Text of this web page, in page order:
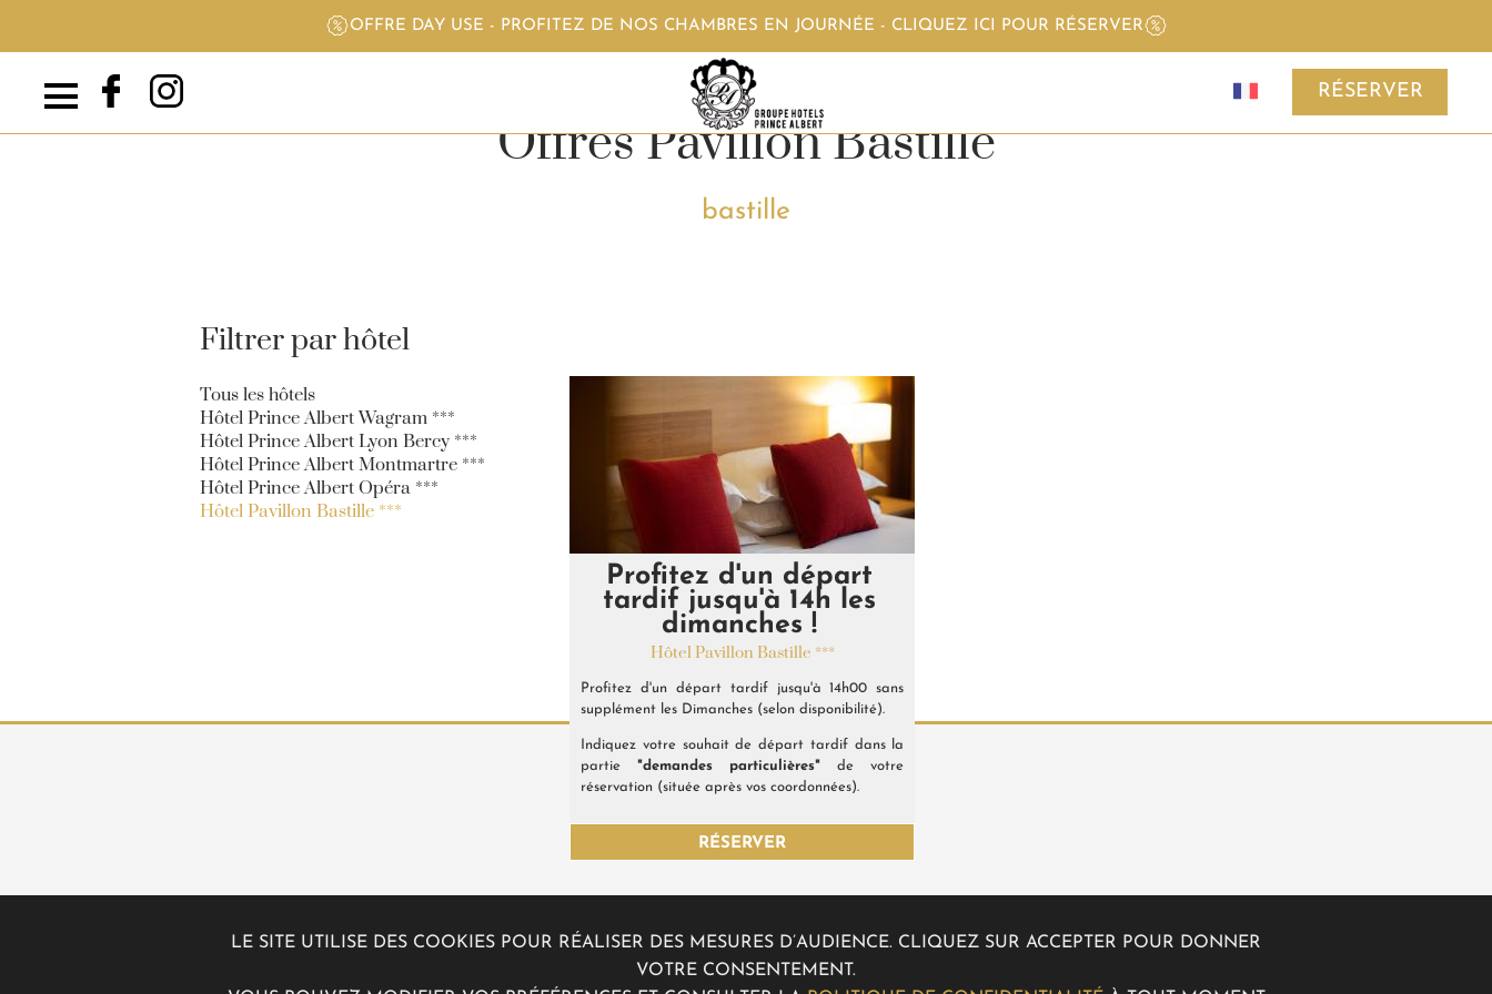
OFFRE DAY USE - PROFITEZ DE NOS CHAMBRES EN JOURNÉE - CLIQUEZ ICI POUR RÉSERVER
RÉSERVER
Offres Pavillon Bastille
bastille
Filtrer par hôtel
Tous les hôtels
Hôtel Prince Albert Wagram ***
Hôtel Prince Albert Lyon Bercy ***
Hôtel Prince Albert Montmartre ***
Hôtel Prince Albert Opéra ***
Hôtel Pavillon Bastille ***
Hôtel Pavillon Bastille ***
Bénéficiez d'un package avantageux
hébergement + tickets croisière sur la Seine.
Selon disponibilités, vous pourrez admirer et
depuis la Seine. Un moment de détente à
savourer !
RÉSERVER
Hôtel Pavillon Bastille ***
2 chambres communicantes avec 4 petits-
déjeuners buffets OFFERTS chaque matin !
1 chambre standard à deux lits pour les enfants
avec 2 salles de bain, 2 télévisons et le Wifi
RÉSERVER
Profitez d'un départ
tardif jusqu'à 14h les
dimanches !
Hôtel Pavillon Bastille ***
Profitez d'un départ tardif jusqu'à 14h00 sans
supplément les Dimanches (selon disponibilité).
Indiquez votre souhait de départ tardif dans la
partie"demandes particulières" de votre
réservation (située après vos coordonnées).
RÉSERVER
LE SITE UTILISE DES COOKIES POUR RÉALISER DES MESURES D’AUDIENCE. CLIQUEZ SUR ACCEPTER POUR DONNER
VOTRE CONSENTEMENT.